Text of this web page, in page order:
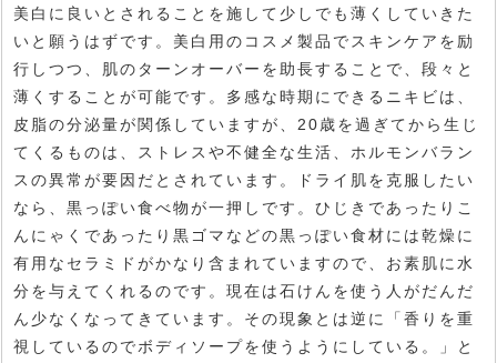
美白に良いとされることを施して少しでも薄くしていきた
いと願うはずです。美白用のコスメ製品でスキンケアを励
行しつつ、肌のターンオーバーを助長することで、段々と
薄くすることが可能です。多感な時期にできるニキビは、
皮脂の分泌量が関係していますが、20歳を過ぎてから生じ
てくるものは、ストレスや不健全な生活、ホルモンバラン
スの異常が要因だとされています。ドライ肌を克服したい
なら、黒っぽい食べ物が一押しです。ひじきであったりこ
んにゃくであったり黒ゴマなどの黒っぽい食材には乾燥に
有用なセラミドがかなり含まれていますので、お素肌に水
分を与えてくれるのです。現在は石けんを使う人がだんだ
ん少なくなってきています。その現象とは逆に「香りを重
視しているのでボディソープを使うようにしている。」と